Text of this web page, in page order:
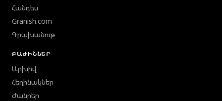
Հանդես
Granish.com
Գրախանութ
ԲԱԺԻՆՆԵՐ
Արխիվ
Հեղինակներ
Ժանրեր